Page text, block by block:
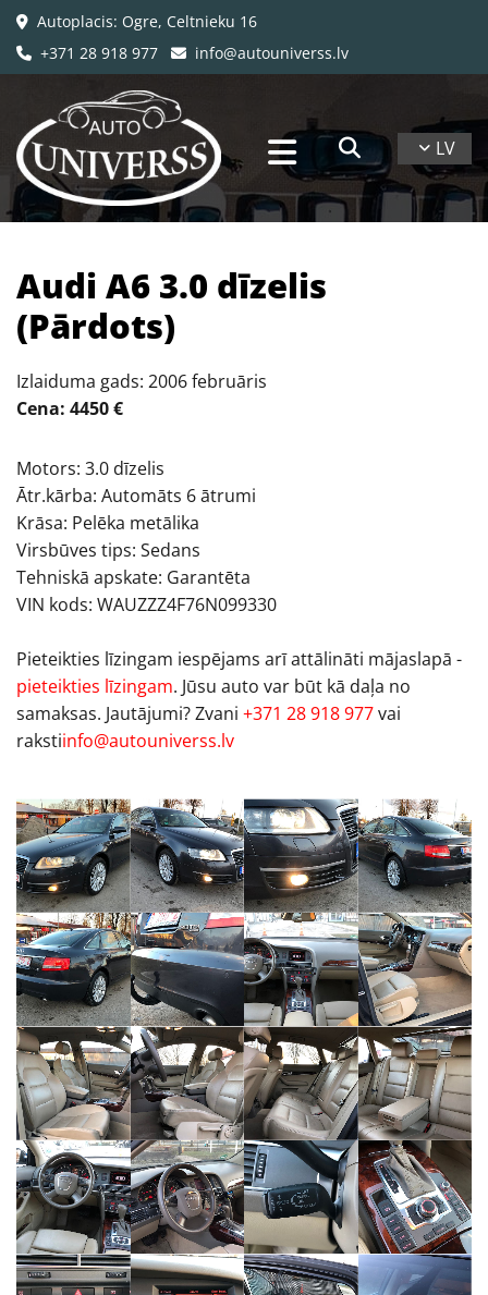
 Autoplacis: Ogre, Celtnieku 16
 +371 28 918 977  info@autouniverss.lv
LV
​Audi A6 3.0 dīzelis
(Pārdots)
Izlaiduma gads: 2006 februāris
Cena: 4450 €
Motors: 3.0 dīzelis
Ātr.kārba: Automāts 6 ātrumi
Krāsa: Pelēka metālika
Virsbūves tips: Sedans
Tehniskā apskate: Garantēta
VIN kods: WAUZZZ4F76N099330
Pieteikties līzingam iespējams arī attālināti mājaslapā -
pieteikties līzingam. Jūsu auto var būt kā daļa no
samaksas. Jautājumi? Zvani +371 28 918 977vai
rakstiinfo@autouniverss.lv